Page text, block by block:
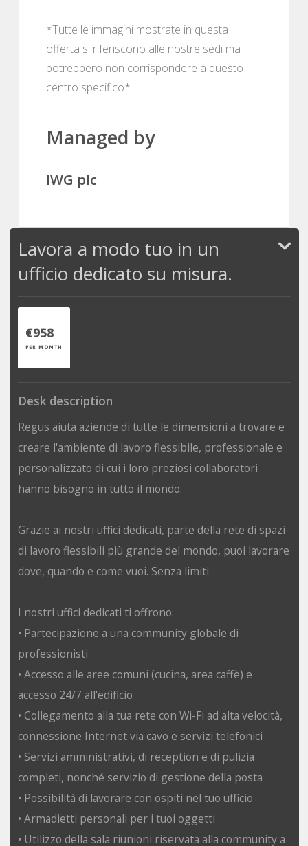
*Tutte le immagini mostrate in questa
offerta si riferiscono alle nostre sedi ma
potrebbero non corrispondere a questo
centro specifico*
Managed by
IWG plc
Lavora a modo tuo in un
ufficio dedicato su misura.
€958
PER MONTH
Desk description
Regus aiuta aziende di tutte le dimensioni a trovare e
creare l'ambiente di lavoro flessibile, professionale e
personalizzato di cui i loro preziosi collaboratori
hanno bisogno in tutto il mondo.
Grazie ai nostri uffici dedicati, parte della rete di spazi
di lavoro flessibili più grande del mondo, puoi lavorare
dove, quando e come vuoi. Senza limiti.
I nostri uffici dedicati ti offrono:
• Partecipazione a una community globale di
professionisti
• Accesso alle aree comuni (cucina, area caffè) e
accesso 24/7 all'edificio
• Collegamento alla tua rete con Wi-Fi ad alta velocità,
connessione Internet via cavo e servizi telefonici
• Servizi amministrativi, di reception e di pulizia
completi, nonché servizio di gestione della posta
• Possibilità di lavorare con ospiti nel tuo ufficio
• Armadietti personali per i tuoi oggetti
• Utilizzo della sala riunioni riservata alla community a